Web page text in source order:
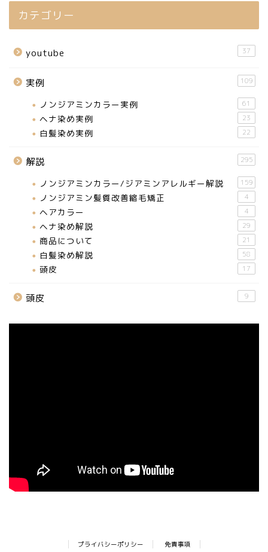
カテゴリー
youtube 37
実例 109
ノンジアミンカラー実例 61
ヘナ染め実例 23
白髪染め実例 22
解説 295
ノンジアミンカラー/ジアミンアレルギー解説 159
ノンジアミン髪質改善縮毛矯正 4
ヘアカラー 4
ヘナ染め解説 29
商品について 21
白髪染め解説 58
頭皮 17
頭皮 9
プライバシーポリシー 免責事項